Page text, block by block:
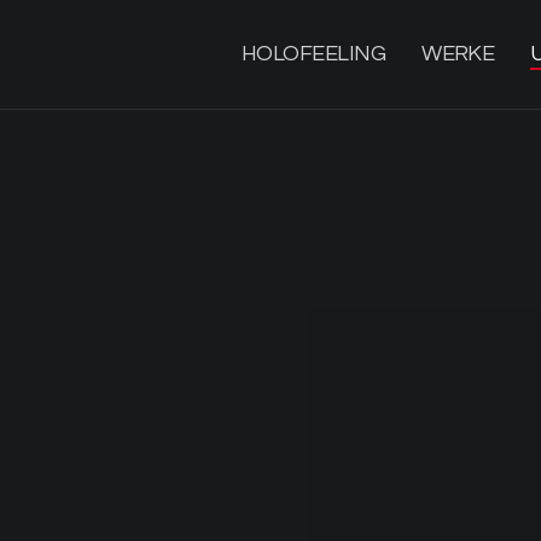
HOLOFEELING WERKE